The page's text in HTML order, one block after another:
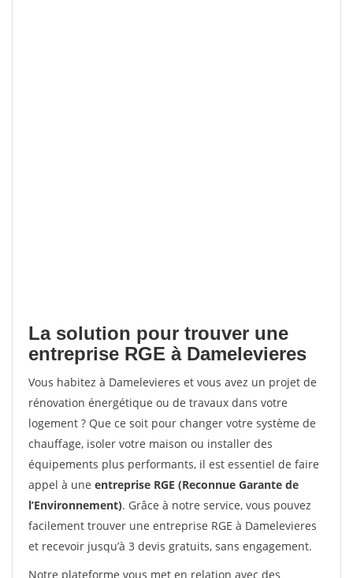
La solution pour trouver une
entreprise RGE à Damelevieres
Vous habitez à Damelevieres et vous avez un projet de
rénovation énergétique ou de travaux dans votre
logement ? Que ce soit pour changer votre système de
chauffage, isoler votre maison ou installer des
équipements plus performants, il est essentiel de faire
appel à une entreprise RGE (Reconnue Garante de
l’Environnement). Grâce à notre service, vous pouvez
facilement trouver une entreprise RGE à Damelevieres
et recevoir jusqu’à 3 devis gratuits, sans engagement.
Notre plateforme vous met en relation avec des